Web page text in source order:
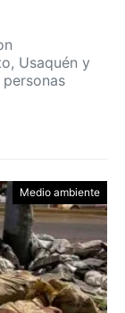
Usaquén y
Medio ambiente